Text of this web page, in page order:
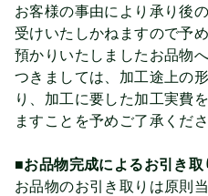
お客様の事由により承り後
受けいたしかねますので予
預かりいたしましたお品物
つきましては、加工途上の
り、加工に要した加工実費
ますことを予めご了承くださ
■お品物完成によるお引き取
お品物のお引き取りは原則